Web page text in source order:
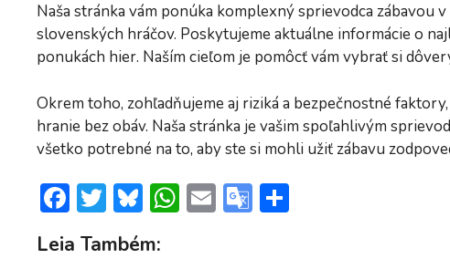
Naša stránka vám ponúka komplexný sprievodca zábavou
slovenských hráčov. Poskytujeme aktuálne informácie o
ponukách hier. Naším cieľom je pomôcť vám vybrať si
Okrem toho, zohľadňujeme aj riziká a bezpečnostné
hranie bez obáv. Naša stránka je vašim spoľahlivým
všetko potrebné na to, aby ste si mohli užiť zábavu
F
ac
T
w
Bl W E G
Leia Também: